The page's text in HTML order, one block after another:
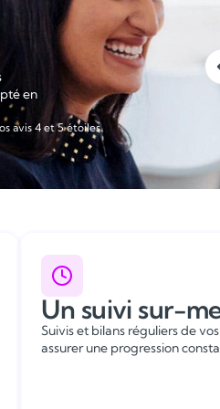
en
avis 4 et 5 étoiles.
5/5
« En tant qu'enseignante à
Anacours , j'apprécie d'avoir le
choix des cours que l'on peut
Murielle P.
Un suivi sur-
Suivis et bilans réguliers de
assurer une progression